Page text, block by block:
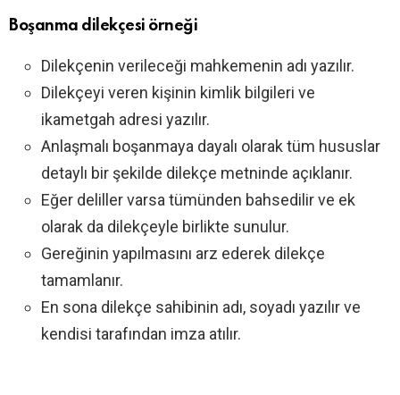
Boşanma dilekçesi örneği
Dilekçenin verileceği mahkemenin adı yazılır.
Dilekçeyi veren kişinin kimlik bilgileri ve
ikametgah adresi yazılır.
Anlaşmalı boşanmaya dayalı olarak tüm hususlar
detaylı bir şekilde dilekçe metninde açıklanır.
Eğer deliller varsa tümünden bahsedilir ve ek
olarak da dilekçeyle birlikte sunulur.
Gereğinin yapılmasını arz ederek dilekçe
tamamlanır.
En sona dilekçe sahibinin adı, soyadı yazılır ve
kendisi tarafından imza atılır.